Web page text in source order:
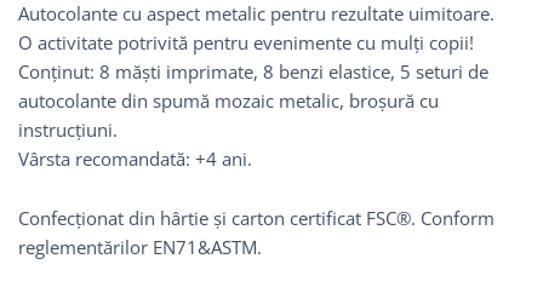
Autocolante cu aspect metalic pentru rezultate uimitoare.
O activitate potrivită pentru evenimente cu mulți copii!
Conținut: 8 măști imprimate, 8 benzi elastice, 5 seturi de
autocolante din spumă mozaic metalic, broșură cu
instrucțiuni.
Vârsta recomandată: +4 ani.
Confecționat din hârtie și carton certificat FSC®. Conform
reglementărilor EN71&ASTM.